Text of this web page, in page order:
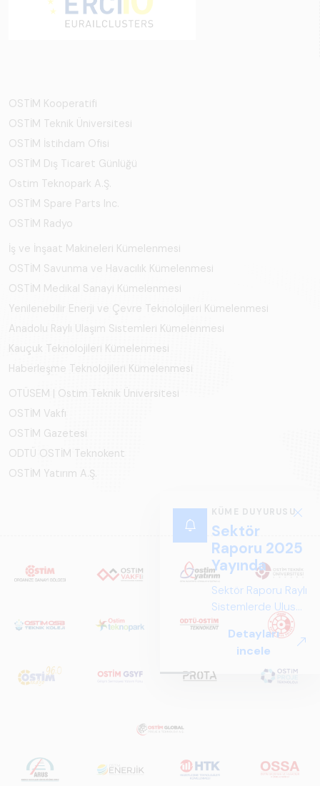
KÜME DUYURUSU
Sektör
Raporu 2025
Yayında
Sektör Raporu Raylı
Sistemlerde Ulusal
ve Küresel
Perspektif ARUS
tarafından
hazırlanan "Raylı
genelindeki raylı
Detayları
incele
OSTİM Kooperatifi
OSTİM Teknik Üniversitesi
OSTİM İstihdam Ofisi
OSTİM Dış Ticaret Günlüğü
Ostim Teknopark A.Ş.
OSTİM Spare Parts Inc.
OSTİM Radyo
İş ve İnşaat Makineleri Kümelenmesi
OSTİM Savunma ve Havacılık Kümelenmesi
OSTİM Medikal Sanayi Kümelenmesi
Yenilenebilir Enerji ve Çevre Teknolojileri Kümelenmesi
Anadolu Raylı Ulaşım Sistemleri Kümelenmesi
Kauçuk Teknolojileri Kümelenmesi
Haberleşme Teknolojileri Kümelenmesi
OTÜSEM | Ostim Teknik Üniversitesi
OSTİM Vakfı
OSTİM Gazetesi
ODTÜ OSTİM Teknokent
OSTİM Yatırım A.Ş.